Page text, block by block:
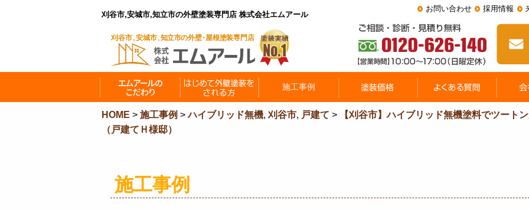
刈谷市,安城市,知立市の外壁塗装専門店 株式会社エムアール
お問い合わせ 採用情報
HOME > 施工事例 >ハイブリッド無機, 刈谷市, 戸建て >
【刈谷市】ハイブリッド無機塗料でツート
（戸建てＨ様邸）
施工事例